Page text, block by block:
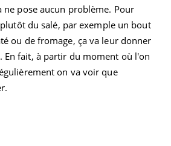
ne pose aucun problème. Pour
du salé, par exemple un bout
ou de fromage, ça va leur donner
En fait, à partir du moment où l'on
on va voir que